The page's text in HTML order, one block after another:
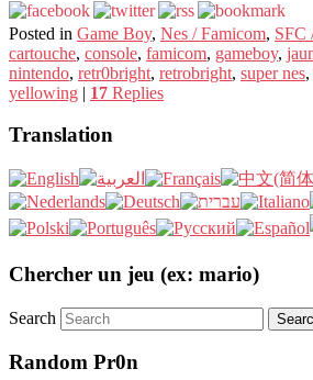
Posted in Game Boy, Nes / Famicom, SFC
cartouche, console, famicom, gameboy,
nintendo, retr0bright, retrobright, super nes,
yellowing | 17 Replies
Translation
Chercher un jeu (ex: mario)
Search
Random Pr0n